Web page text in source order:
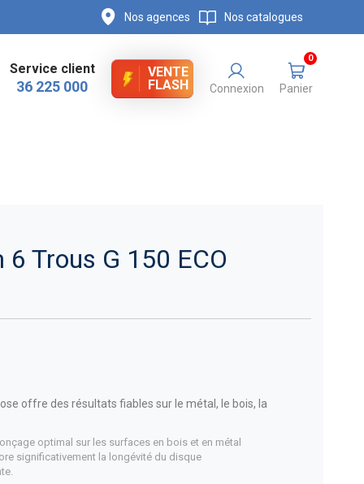
Nos agences Nos catalogues
Service client
36 225 000
VENTE
FLASH
Connexion Panier
0
Trous G 150 ECO
offre des résultats fiables sur le métal, le bois, la
optimal sur les surfaces en bois et en métal
significativement la longévité du disque